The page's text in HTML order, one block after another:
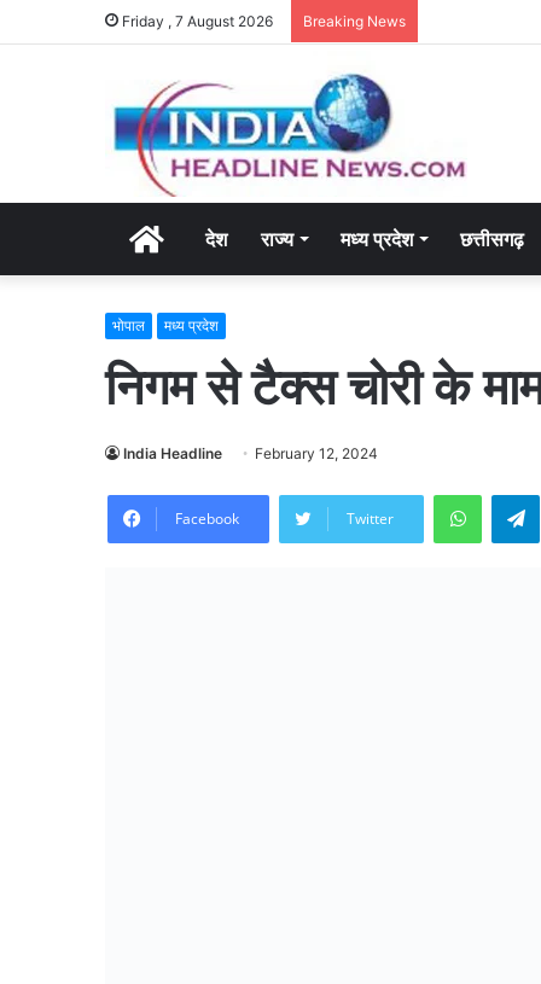
Friday , 7 August 2026 Breaking News
Homeदेश राज्य मध्य प्रदेश छत्तीसगढ़
भोपाल मध्य प्रदेश
निगम से टैक्स चोरी के
India Headline February 12, 2024
Facebook Twitter